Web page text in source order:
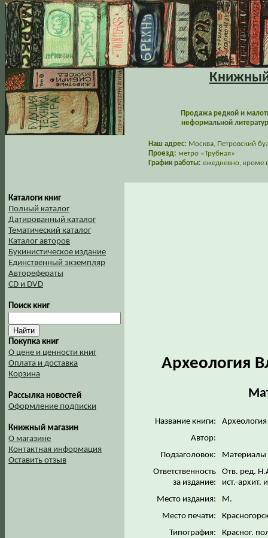
Книжный
Продажа редкой и
неформальной
Наш адрес: Москва, Петровский
Проезд: метро «Трубная»
График работы: ежедневно, кроме
Каталоги книг
Полный каталог
Датированный каталог
Тематический каталог
Каталог авторов
Букинистическое издание
Единственный экземпляр
Авторефераты
CD и DVD
Поиск книг
Покупка книг
О цене и ценности книг
Оплата и доставка
Корзина
Рассылка новостей
Оформление подписки
Книжный магазин
О магазине
Контактная информация
Оставить отзыв
Археология
Название книги:
Автор:
Подзаголовок:
Материалы
Ответственность
за издание:
Отв. ред.
ист.-архит.
Место издания:
М.
Место печати:
Типография:
Красног.